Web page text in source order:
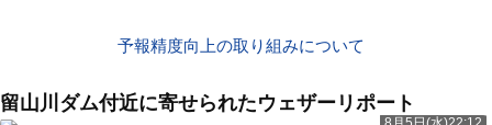
予報精度向上の取り組みについて
留山川ダム付近に寄せられたウェザーリポート